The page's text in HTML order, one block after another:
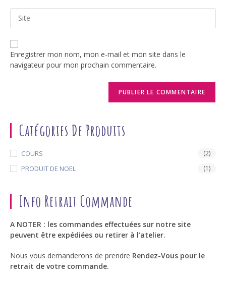
comment
address
l’URL
site
(facultatif)
Enregistrer mon nom, mon e-mail et mon site dans le
navigateur pour mon prochain commentaire.
Catégories De Produits
COURS (2)
PRODUIT DE NOEL (1)
Info Retrait Commande
A NOTER : les commandes effectuées sur notre site
peuvent être expédiées ou retirer à l’atelier.
Nous vous demanderons de prendre Rendez-Vous pour le
retrait de votre commande.